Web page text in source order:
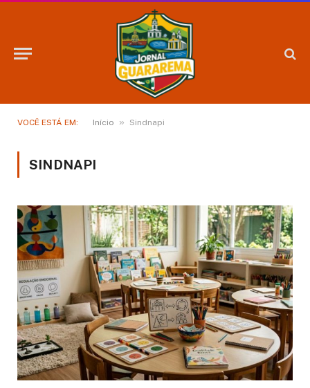
VOCÊ ESTÁ EM: Início » Sindnapi
SINDNAPI